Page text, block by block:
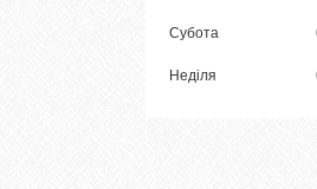
Субота
Неділя